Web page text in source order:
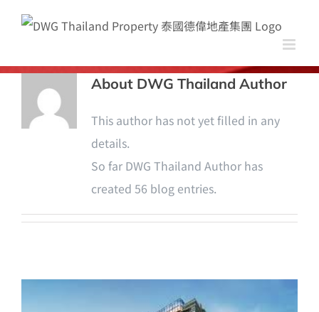
Skip
About DWG Thailand Author
This author has not yet filled in any
details.
So far DWG Thailand Author has
created 56 blog entries.